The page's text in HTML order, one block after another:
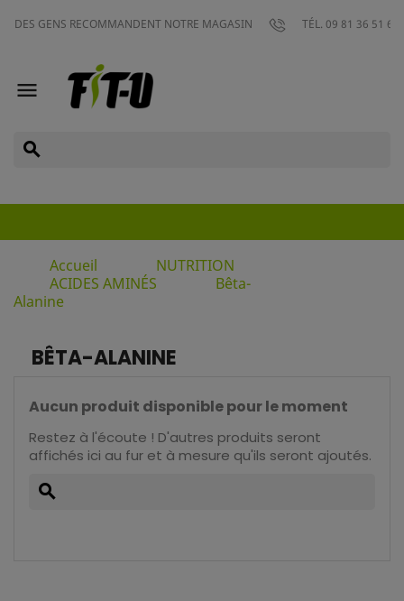
GENS RECOMMANDENT NOTRE MAGASIN TÉL. 09 81 36 51 63

search
Accueil
NUTRITION
ACIDES AMINÉS
Bêta-
Alanine
BÊTA-ALANINE
Aucun produit disponible pour le moment
Restez à l'écoute ! D'autres produits seront
affichés ici au fur et à mesure qu'ils seront ajoutés.
search